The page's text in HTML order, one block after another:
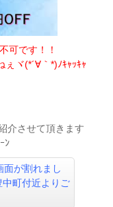
可です！！
ヾ(*´∀｀*)ﾉｷｬｯｷｬ
介させて頂きます
ﾝ
面が割れまし
町付近よりご